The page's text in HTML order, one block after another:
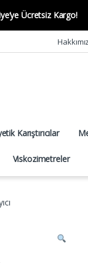
Ücretsiz Kargo!
Karıştırıcılar
Viskozimetreler